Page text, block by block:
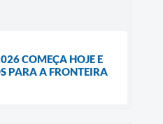
COMEÇA HOJE E
PARA A FRONTEIRA